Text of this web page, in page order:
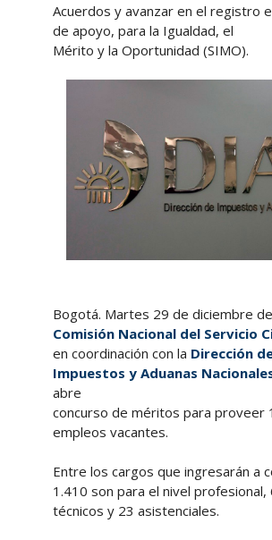
Acuerdos y avanzar en el registro
de apoyo, para la Igualdad, el
Mérito y la Oportunidad (SIMO).
Bogotá. Martes 29 de diciembre
Comisión Nacional del Servicio
en coordinación con la Dirección
Impuestos y Aduanas
abre
concurso de méritos para proveer
empleos vacantes.
Entre los cargos que ingresarán a
1.410 son para el nivel profesional,
técnicos y 23 asistenciales.